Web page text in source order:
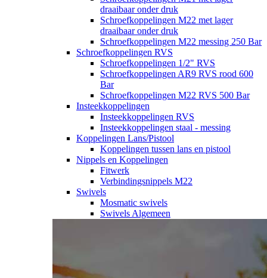
draaibaar onder druk
Schroefkoppelingen M22 met lager
draaibaar onder druk
Schroefkoppelingen M22 messing 250 Bar
Schroefkoppelingen RVS
Schroefkoppelingen 1/2" RVS
Schroefkoppelingen AR9 RVS rood 600
Bar
Schroefkoppelingen M22 RVS 500 Bar
Insteekkoppelingen
Insteekkoppelingen RVS
Insteekkoppelingen staal - messing
Koppelingen Lans/Pistool
Koppelingen tussen lans en pistool
Nippels en Koppelingen
Fitwerk
Verbindingsnippels M22
Swivels
Mosmatic swivels
Swivels Algemeen